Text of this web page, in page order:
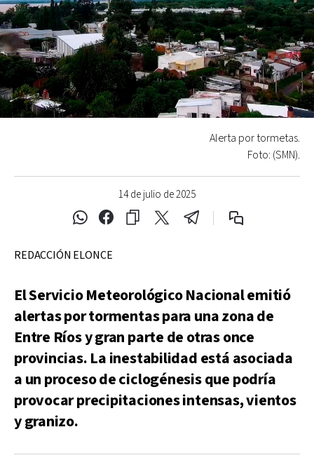
14 de julio de 2025
Alerta por tormetas.
Foto: (SMN).
REDACCIÓN ELONCE
El Servicio Meteorológico Nacional emitió
alertas por tormentas para una zona de
Entre Ríos y gran parte de otras once
provincias. La inestabilidad está asociada
a un proceso de ciclogénesis que podría
provocar precipitaciones intensas, vientos
y granizo.